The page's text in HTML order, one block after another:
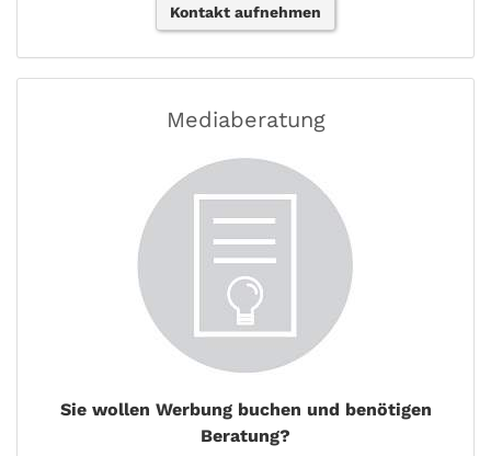
Kontakt aufnehmen
Mediaberatung
Sie wollen Werbung buchen und benötigen
Beratung?